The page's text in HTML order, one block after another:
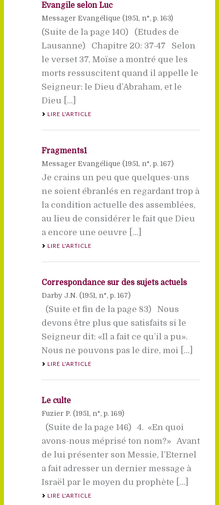
Evangile selon Luc
Messager Evangélique (1951, n°, p. 163)
(Suite de la page 140) (Etudes de
Lausanne) Chapitre 20: 37-47 Selon
le verset 37, Moïse a montré que les
morts ressuscitent quand il appelle le
Seigneur: le Dieu d’Abraham, et le
Dieu [...]
LIRE L'ARTICLE
Fragments1
Messager Evangélique (1951, n°, p. 167)
Je crains un peu que quelques-uns
ne soient ébranlés en regardant trop à
la condition actuelle des assemblées,
au lieu de considérer le fait que Dieu
a encore une oeuvre [...]
LIRE L'ARTICLE
Correspondance sur des sujets actuels
Darby J.N. (1951, n°, p. 167)
(Suite et fin de la page 83) Nous
devons être plus que satisfaits si le
Seigneur dit: «Il a fait ce qu’il a pu».
Nous ne pouvons pas le dire, moi [...]
LIRE L'ARTICLE
Le culte
Fuzier P. (1951, n°, p. 169)
(Suite de la page 146) 4. «En quoi
avons-nous méprisé ton nom?» Avant
de lui présenter son Messie, l’Eternel
a fait adresser un dernier message à
Israël par le moyen du prophète [...]
LIRE L'ARTICLE